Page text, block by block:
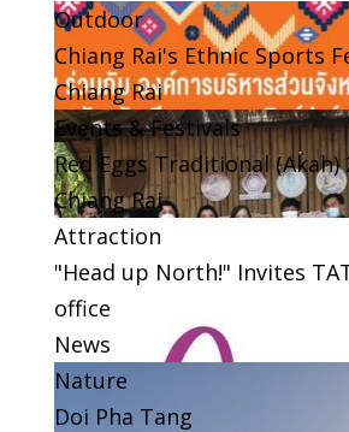
Outdoor
Chiang Rai's Ethnic Sports
Chiang Rai
Events & Festivals
Red Eggs Traditional (Akah)
Chiang Rai
Attraction
"Head up North!" Invites
office
News
Nature
Doi Pha Tang